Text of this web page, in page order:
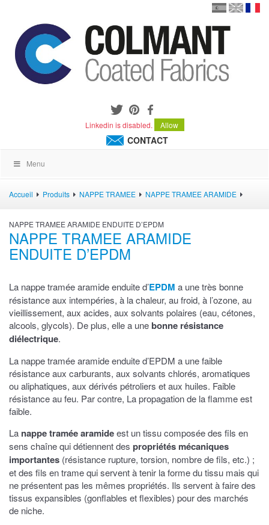
español
Linkedin is disabled. Allow
CONTACT
Menu
Accueil Produits NAPPE TRAMEE NAPPE TRAMEE ARAMIDE
NAPPE TRAMEE ARAMIDE ENDUITE D’EPDM
NAPPE TRAMEE ARAMIDE
ENDUITE D’EPDM
La nappe tramée aramide enduite d’EPDM a une très bonne
résistance aux intempéries, à la chaleur, au froid, à l’ozone, au
vieillissement, aux acides, aux solvants polaires (eau, cétones,
alcools, glycols). De plus, elle a une bonne résistance
diélectrique.
La nappe tramée aramide enduite d’EPDM a une faible
résistance aux carburants, aux solvants chlorés, aromatiques
ou aliphatiques, aux dérivés pétroliers et aux huiles. Faible
résistance au feu. Par contre, La propagation de la flamme est
faible.
La nappe tramée aramideest un tissu composée des fils en
sens chaîne qui détiennent des propriétés mécaniques
importantes (résistance rupture, torsion, nombre de fils, etc.) ;
et des fils en trame qui servent à tenir la forme du tissu mais qui
ne présentent pas les mêmes propriétés. Ils servent à faire des
tissus expansibles (gonflables et flexibles) pour des marchés
de niche.